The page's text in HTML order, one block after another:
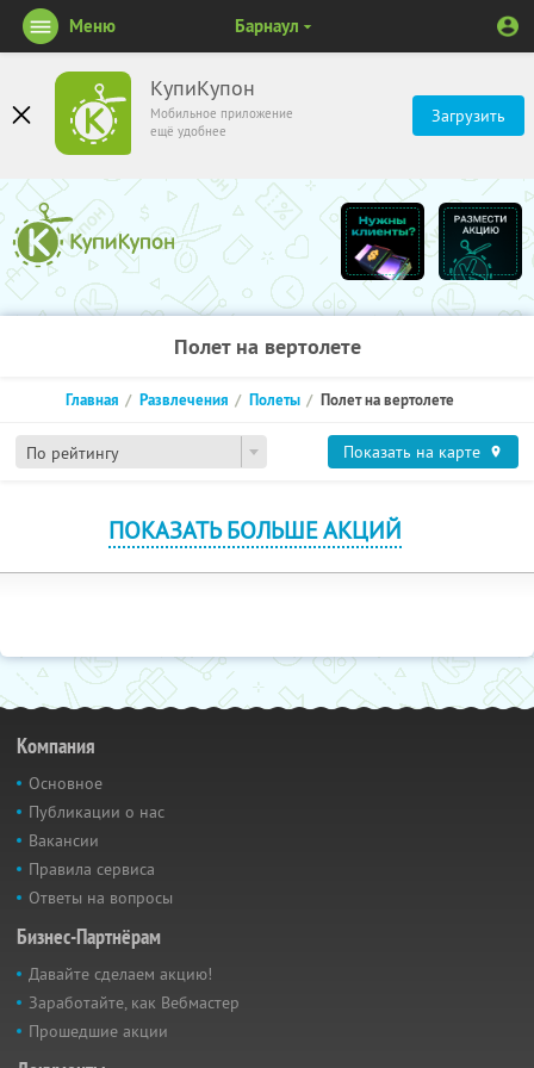
КупиКупон
Мобильное приложение
ещё удобнее
Загрузить
Меню Барнаул
Полет на вертолете
По рейтингу
Главная Развлечения Полеты Полет на вертолете
Показать на карте
ПОКАЗАТЬ БОЛЬШЕ АКЦИЙ
Компания
Основное
Публикации о нас
Вакансии
Правила сервиса
Ответы на вопросы
Бизнес-Партнёрам
Давайте сделаем акцию!
Заработайте, как Вебмастер
Прошедшие акции